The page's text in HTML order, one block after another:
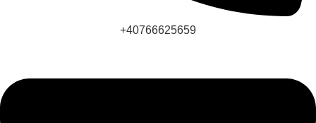
+40766625659